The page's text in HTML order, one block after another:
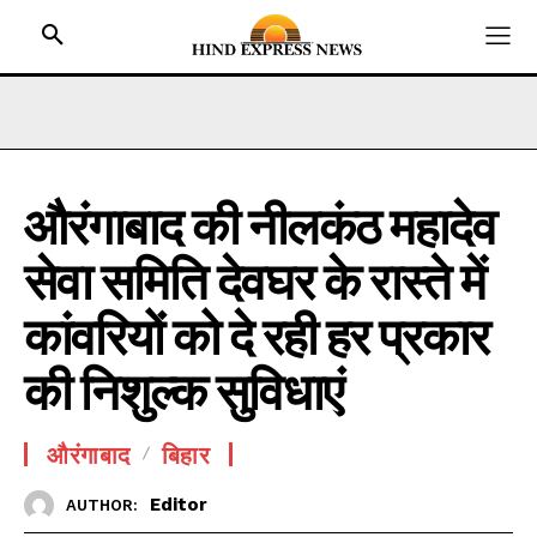
HOME
BIHAR
JHARKHAND
UTTAR PRADESH
MADHYA PRADESH
INTERNATIONAL
NATIONAL NEWS
CRIME NEWS
औरंगाबाद की नीलकंठ महादेव
सेवा समिति देवघर के रास्ते में
कांवरियों को दे रही हर प्रकार
की निशुल्क सुविधाएं
औरंगाबाद बिहार
AUTHOR: Editor